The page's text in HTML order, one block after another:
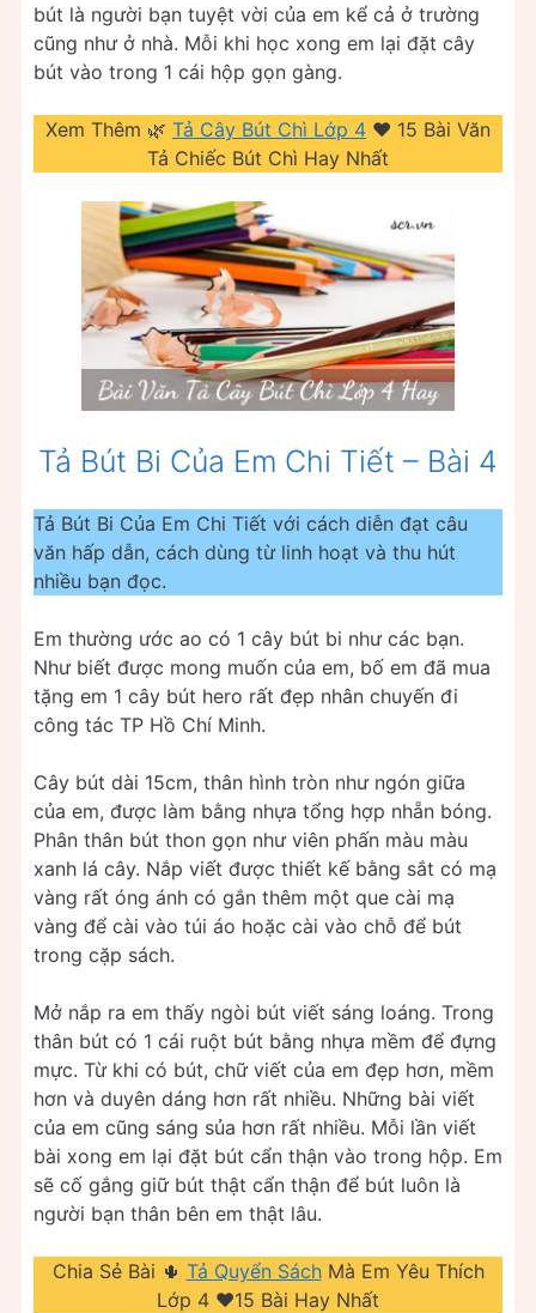
bút là người bạn tuyệt vời của em kể cả ở trường
cũng như ở nhà. Mỗi khi học xong em lại đặt cây
bút vào trong 1 cái hộp gọn gàng.
Xem Thêm 🌿 Tả Cây Bút Chì Lớp 4 ❤️️ 15 Bài Văn
Tả Chiếc Bút Chì Hay Nhất
Tả Bút Bi Của Em Chi Tiết – Bài 4
Tả Bút Bi Của Em Chi Tiết với cách diễn đạt câu
văn hấp dẫn, cách dùng từ linh hoạt và thu hút
nhiều bạn đọc.
Em thường ước ao có 1 cây bút bi như các bạn.
Như biết được mong muốn của em, bố em đã mua
tặng em 1 cây bút hero rất đẹp nhân chuyến đi
công tác TP Hồ Chí Minh.
Cây bút dài 15cm, thân hình tròn như ngón giữa
của em, được làm bằng nhựa tổng hợp nhẵn bóng.
Phân thân bút thon gọn như viên phấn màu màu
xanh lá cây. Nắp viết được thiết kế bằng sắt có mạ
vàng rất óng ánh có gắn thêm một que cài mạ
vàng để cài vào túi áo hoặc cài vào chỗ để bút
trong cặp sách.
Mở nắp ra em thấy ngòi bút viết sáng loáng. Trong
thân bút có 1 cái ruột bút bằng nhựa mềm để đựng
mực. Từ khi có bút, chữ viết của em đẹp hơn, mềm
hơn và duyên dáng hơn rất nhiều. Những bài viết
của em cũng sáng sủa hơn rất nhiều. Mỗi lần viết
bài xong em lại đặt bút cẩn thận vào trong hộp. Em
sẽ cố gắng giữ bút thật cẩn thận để bút luôn là
người bạn thân bên em thật lâu.
Chia Sẻ Bài 🌵 Tả Quyển SáchMà Em Yêu Thích
Lớp 4 ❤️️15 Bài Hay Nhất